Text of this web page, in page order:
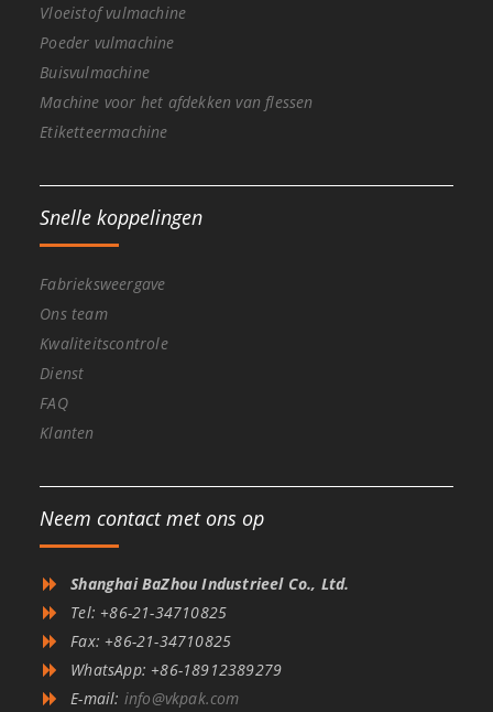
Vloeistof vulmachine
Poeder vulmachine
Buisvulmachine
Machine voor het afdekken van flessen
Etiketteermachine
Snelle koppelingen
Fabrieksweergave
Ons team
Kwaliteitscontrole
Dienst
FAQ
Klanten
Neem contact met ons op
Shanghai BaZhou Industrieel Co., Ltd.
Tel: +86-21-34710825
Fax: +86-21-34710825
WhatsApp: +86-18912389279
E-mail: info@vkpak.com